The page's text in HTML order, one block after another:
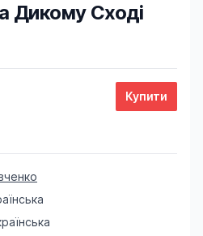
Дикому Сході